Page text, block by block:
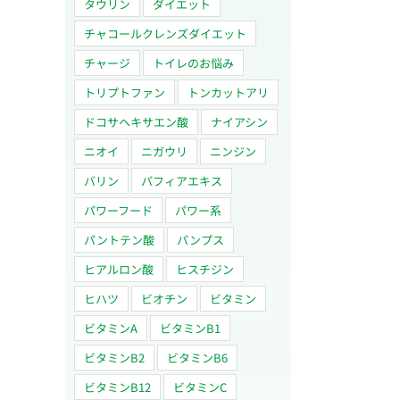
タウリン
ダイエット
チャコールクレンズダイエット
チャージ
トイレのお悩み
トリプトファン
トンカットアリ
ドコサヘキサエン酸
ナイアシン
ニオイ
ニガウリ
ニンジン
バリン
パフィアエキス
パワーフード
パワー系
パントテン酸
パンプス
ヒアルロン酸
ヒスチジン
ヒハツ
ビオチン
ビタミン
ビタミンA
ビタミンB1
ビタミンB2
ビタミンB6
ビタミンB12
ビタミンC